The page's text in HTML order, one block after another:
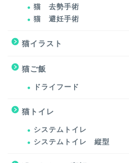
猫 去勢手術
猫 避妊手術
猫イラスト
猫ご飯
ドライフード
猫トイレ
システムトイレ
システムトイレ 縦型